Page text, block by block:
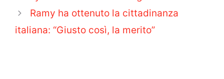
Ramy ha ottenuto la cittadinanza
italiana: “Giusto così, la merito”